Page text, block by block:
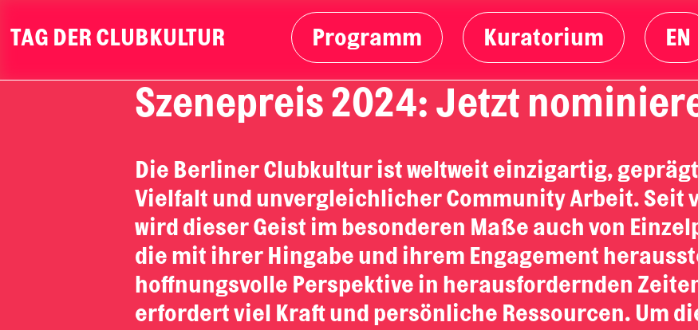
TAG DER CLUBKULTUR Programm Kuratorium EN
Szenepreis 2024: Jetzt
Die Berliner Clubkultur ist weltweit einzigartig,
Vielfalt und unvergleichlicher Community Arbeit. Seit
wird dieser Geist im besonderen Maße auch von
die mit ihrer Hingabe und ihrem Engagement
hoffnungsvolle Perspektive in herausfordernden
erfordert viel Kraft und persönliche Ressourcen. Um